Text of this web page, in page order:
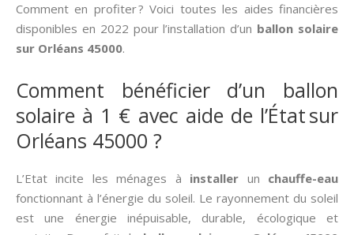
Comment en profiter ? Voici toutes les aides financières
disponibles en 2022 pour l’installation d’un ballon solaire
sur Orléans 45000.
Comment bénéficier d’un ballon
solaire à 1 € avec aide de l’État sur
Orléans 45000 ?
L’Etat incite les ménages à installer un chauffe-eau
fonctionnant à l’énergie du soleil. Le rayonnement du soleil
est une énergie inépuisable, durable, écologique et